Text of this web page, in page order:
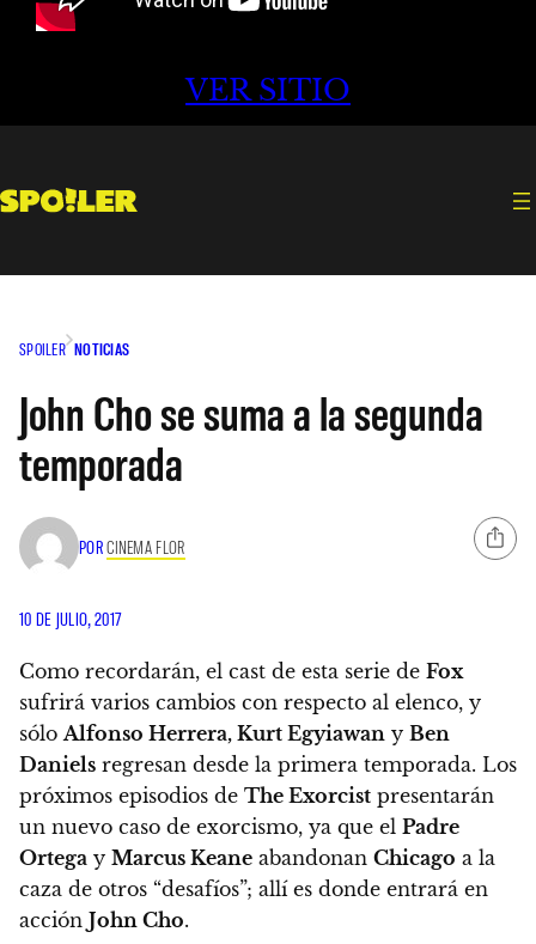
VER SITIO
SPOILER NOTICIAS
John Cho se suma a la segunda
temporada
PORCINEMA FLOR
10 DE JULIO, 2017
Como recordarán, el cast de esta serie de Fox
sufrirá varios cambios con respecto al elenco, y
sólo Alfonso Herrera, Kurt Egyiawan y Ben
Daniels regresan desde la primera temporada. Los
próximos episodios de The Exorcist presentarán
un nuevo caso de exorcismo, ya que el Padre
Ortega y Marcus Keane abandonan Chicago a la
caza de otros “desafíos”; allí es donde entrará en
acción John Cho.